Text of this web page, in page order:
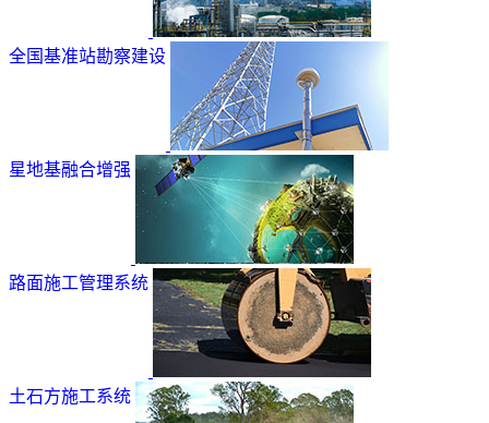
全国基准站勘察建设
星地基融合增强
路面施工管理系统
土石方施工系统